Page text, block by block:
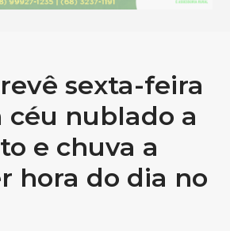
sexta-feira
céu nublado a
e chuva a
hora do dia no